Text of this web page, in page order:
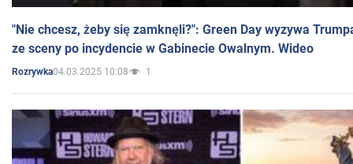
"Nie chcesz, żeby się zamknęli?": Green Day wyzywa
ze sceny po incydencie w Gabinecie Owalnym. Wideo
Rozrywka04.03.2025 10:08 1